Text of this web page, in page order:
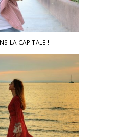
LA CAPITALE !